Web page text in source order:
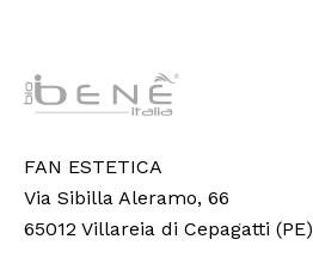
FAN ESTETICA
Via Sibilla Aleramo, 66
65012 Villareia di Cepagatti (PE)